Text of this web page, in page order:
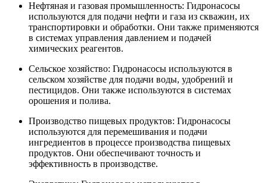
Нефтяная и газовая промышленность: Гидронасосы
используются для подачи нефти и газа из скважин, их
транспортировки и обработки. Они также применяются
в системах управления давлением и подачей
химических реагентов.
Сельское хозяйство: Гидронасосы используются в
сельском хозяйстве для подачи воды, удобрений и
пестицидов. Они также используются в системах
орошения и полива.
Производство пищевых продуктов: Гидронасосы
используются для перемешивания и подачи
ингредиентов в процессе производства пищевых
продуктов. Они обеспечивают точность и
эффективность в производстве.